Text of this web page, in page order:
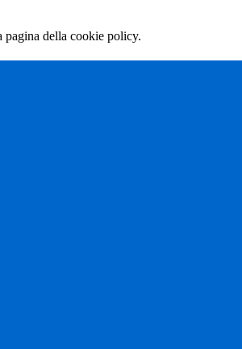
pagina della cookie policy.